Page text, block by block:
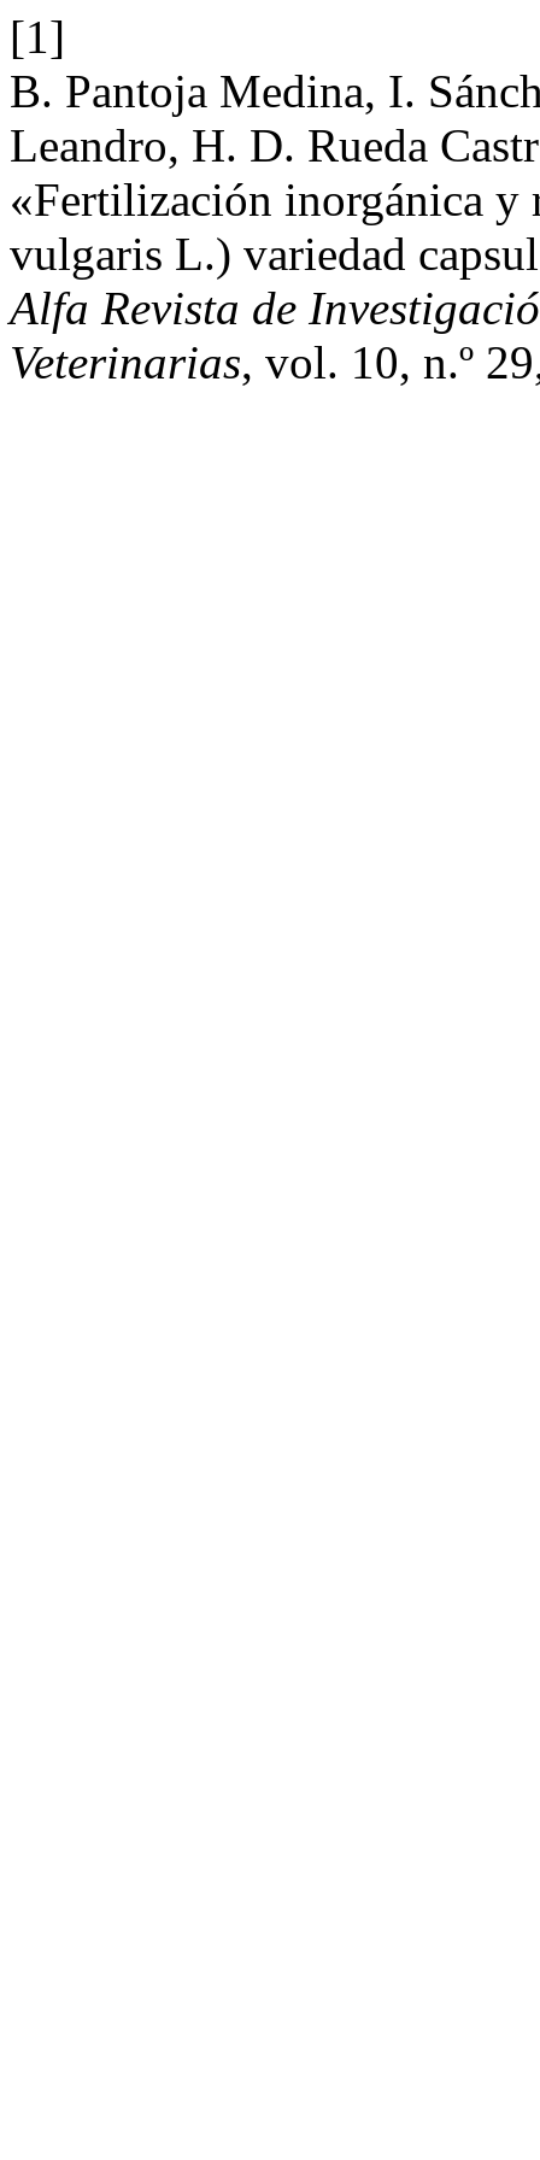
[1]
B. Pantoja Medina, I.
Leandro, H. D. Rueda
«Fertilización inorgánica y
vulgaris L.) variedad
Alfa Revista de
Veterinarias, vol. 10, n.º